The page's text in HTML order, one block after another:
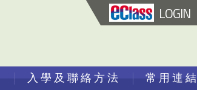
LOGIN
入學及聯絡方法 常用連結